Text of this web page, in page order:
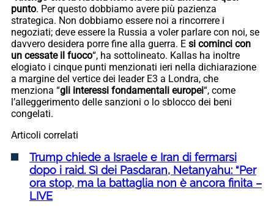
punto. Per questo dobbiamo avere più pazienza
strategica. Non dobbiamo essere noi a rincorrere i
negoziati; deve essere la Russia a voler parlare con noi, se
davvero desidera porre fine alla guerra. E si cominci con
un cessate il fuoco“, ha sottolineato. Kallas ha inoltre
elogiato i cinque punti menzionati ieri nella dichiarazione
a margine del vertice dei leader E3 a Londra, che
menziona “gli interessi fondamentali europei“, come
l’alleggerimento delle sanzioni o lo sblocco dei beni
congelati.
Articoli correlati
Trump chiede a Israele e Iran di fermarsi
dopo i raid. Sì dei Pasdaran, Netanyahu: “Per
ora stop, ma la battaglia non è ancora finita –
LIVE